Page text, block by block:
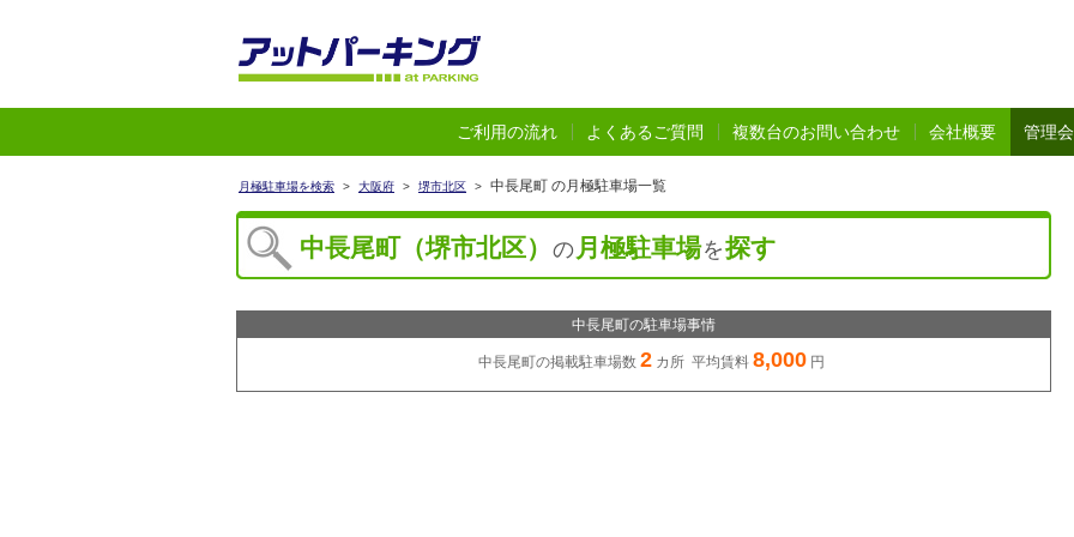
ご利用の流れ よくあるご質問 複数台のお問い合わせ 会社概要 管理
月極駐車場を検索 > 大阪府 > 堺市北区 > 中長尾町 の月極駐車場一覧
中長尾町（堺市北区） の 月極駐車場を探す
中長尾町の駐車場事情
中長尾町の掲載駐車場数 2カ所 平均賃料 8,000円